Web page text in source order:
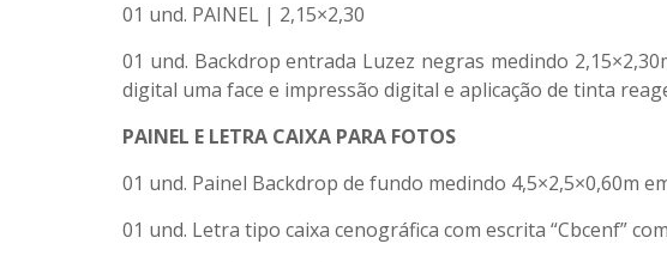
01 und. PAINEL | 2,15×2,30
01 und. Backdrop entrada Luzez negras medindo
digital uma face e impressão digital e aplicação de tinta
PAINEL E LETRA CAIXA PARA FOTOS
01 und. Painel Backdrop de fundo medindo 4,5×2,5×0,60m
01 und. Letra tipo caixa cenográfica com escrita “Cbcenf”